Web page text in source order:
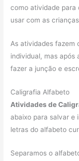
como atividade para
usar com as
As atividades fazem
individual, mas após
fazer a junção e
Caligrafia Alfabeto
Atividades de
abaixo para salvar e
letras do alfabeto
Separamos o